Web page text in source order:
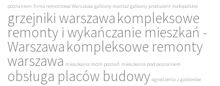
poznaniem firma remontowa Warszawa gabiony montaż gabiony producent małopolskie
grzejniki warszawakompleksowe
remonty i wykańczanie mieszkań -
Warszawakompleksowe remonty
warszawa mieszkania mdm poznań mieszkania pod poznaniem
obsługa placów budowy ogrodzenia z gabionów